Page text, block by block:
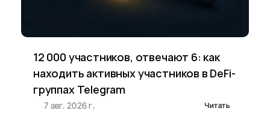
12 000 участников, отвечают 6: как
находить активных участников в DeFi-
группах Telegram
7 авг. 2026 г. Читать